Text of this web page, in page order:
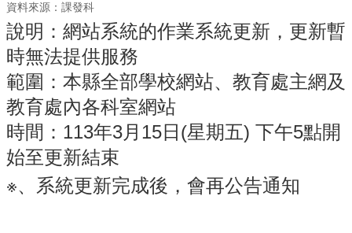
雲
林
縣
教
育
處
總
體
課
計
資料來源：課發科
說明：網站系統的作業系統更新， 更新暫
時無法提供服務
範圍：本縣全部學校網站、教育處主網及
教育處內各科室網站
時間：113年3月15日(星期五) 下午5點開
始至更新結束
※、系統更新完成後，會再公告通知